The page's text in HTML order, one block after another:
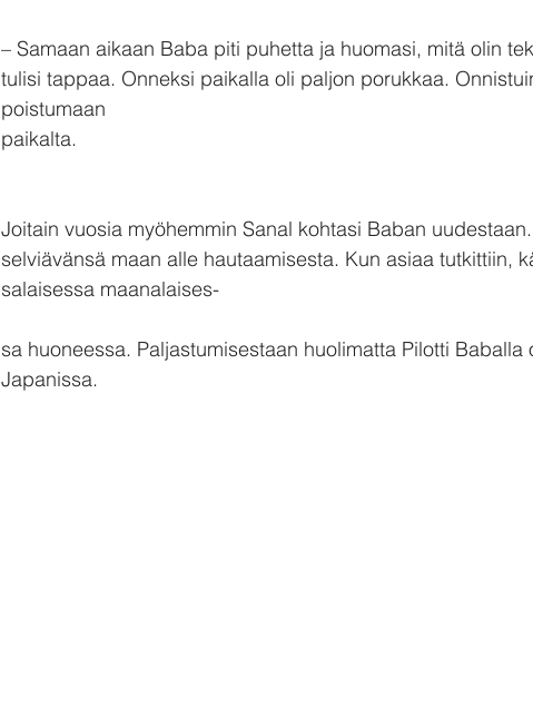
– Samaan aikaan Baba piti puhetta ja huomasi, mitä olin
tulisi tappaa. Onneksi paikalla oli paljon porukkaa.
poistumaan
paikalta.
Joitain vuosia myöhemmin Sanal kohtasi Baban
selviävänsä maan alle hautaamisesta. Kun asiaa tutkittiin,
salaisessa maanalaises-
sa huoneessa. Paljastumisestaan huolimatta Pilotti
Japanissa.